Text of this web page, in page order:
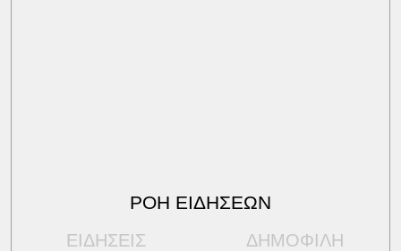
ΡΟΗ ΕΙΔΗΣΕΩΝ
ΕΙΔΗΣΕΙΣ ΔΗΜΟΦΙΛΗ